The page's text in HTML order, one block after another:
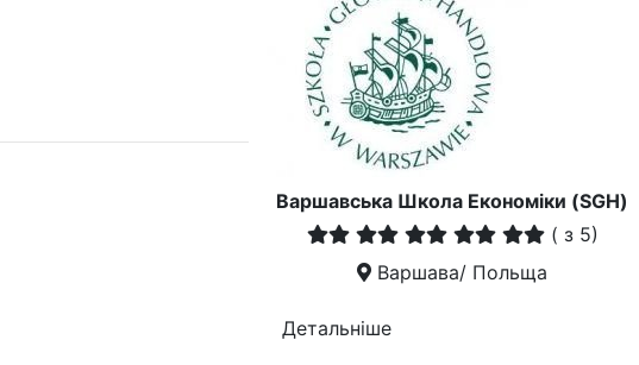
Варшавська Школа Економіки (SGH)
( з 5)
Варшава/ Польща
Детальніше